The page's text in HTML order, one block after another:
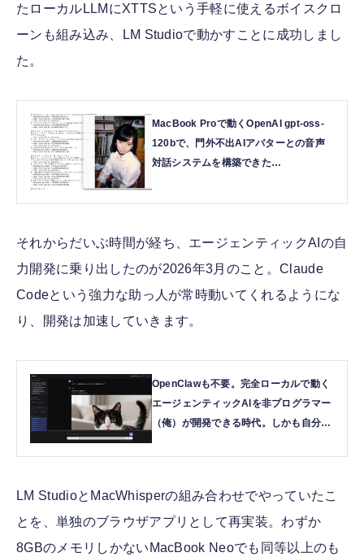
たローカルLLMにXTTSという手軽に使えるボイスクロ
ーンも組み込み、LM Studioで動かすことに成功しまし
た。
MacBook Proで動くOpenAI gpt-oss-
120bで、門外不出AIアバターとの音声
対話システムを構築できた
TechnoEdge
それからだいぶ時間が経ち、エージェンティックAIの自
力開発に乗り出したのが2026年3月のこと。Claude
Codeという強力な助っ人が常時動いてくれるようにな
り、開発は加速していきます。
OpenClawも不要。完全ローカルで動く
エージェンティックAIを非プログラマー
（俺）が開発できる時代。しかも自分で
LM StudioとMacWhisperの組み合わせでやっていたこ
とを、単独のブラウザアプリとして再実装。わずか
8GBのメモリしかないMacBook Neoでも同等以上のも